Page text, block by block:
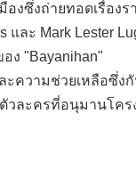
งซึ่งถ่ายทอดเรื่องร
และ Mark Lester
ง "Bayanihan"
ะความช่วยเหลือซึ่ง
ะครที่อนุมานโครง